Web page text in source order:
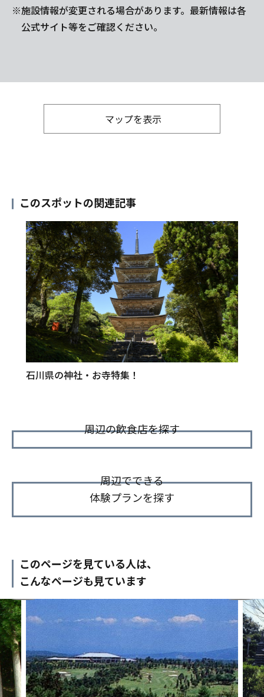
※施設情報が変更される場合があります。最新情報は各
公式サイト等をご確認ください。
マップを表示
このスポットの関連記事
石川県の神社・お寺特集！
周辺の飲食店を探す
周辺でできる
体験プランを探す
このページを見ている人は、
こんなページも見ています